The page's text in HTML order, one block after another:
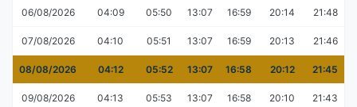
06/08/2026 04:09 05:50 13:07 16:59 20:14 21:48
07/08/2026 04:10 05:51 13:07 16:59 20:13 21:46
08/08/2026 04:12 05:52 13:07 16:58 20:12 21:45
09/08/2026 04:13 05:53 13:07 16:58 20:10 21:43